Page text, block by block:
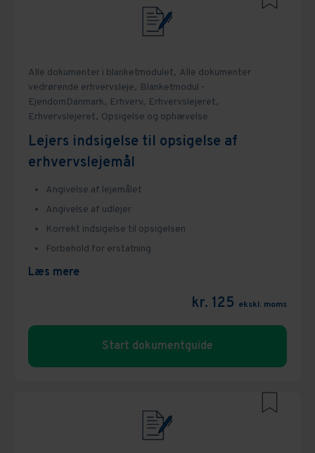
Alle dokumenter i blanketmodulet, Alle dokumenter
vedrørende erhvervsleje, Blanketmodul -
EjendomDanmark, Erhverv, Erhvervslejeret,
Erhvervslejeret, Opsigelse og ophævelse
Lejers indsigelse til opsigelse af
erhvervslejemål
Angivelse af lejemålet
Angivelse af udlejer
Korrekt indsigelse til opsigelsen
Forbehold for erstatning
Læs mere
kr. 125 ekskl. moms
Start dokumentguide